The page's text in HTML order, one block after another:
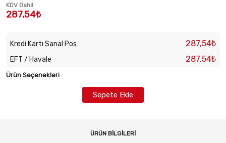
KDV Dahil
287,54₺
Kredi Kartı Sanal Pos 287,54₺
EFT / Havale 287,54₺
Ürün Seçenekleri
Sepete Ekle
ÜRÜN BILGILERI